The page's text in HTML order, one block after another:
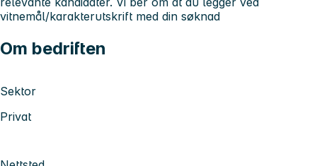
vitnemål/karakterutskrift med din søknad
Om bedriften
Sektor
Privat